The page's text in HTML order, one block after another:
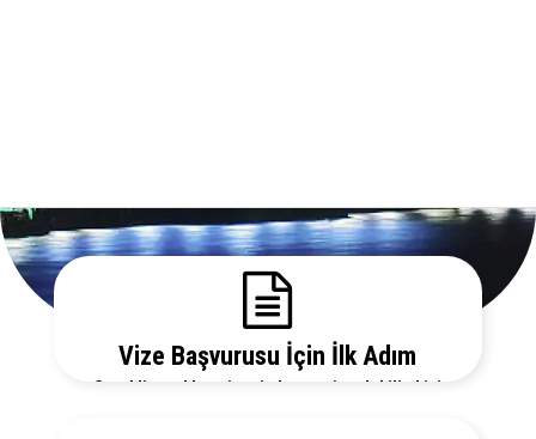
Vize Başvurusu İçin İlk Adım
Gerekli evrakları sitemizden temin edebilir, bizi